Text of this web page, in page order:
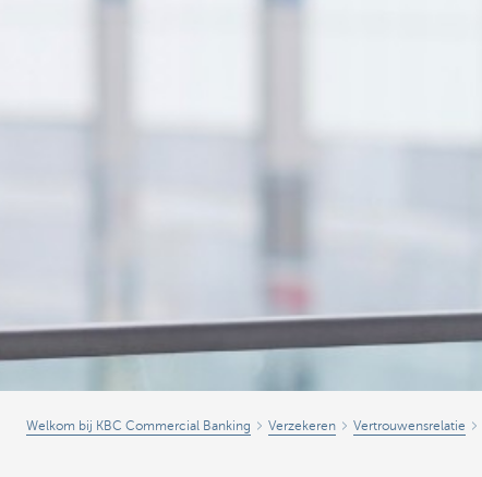
Welkom bij KBC Commercial Banking Verzekeren Vertrouwensrelatie